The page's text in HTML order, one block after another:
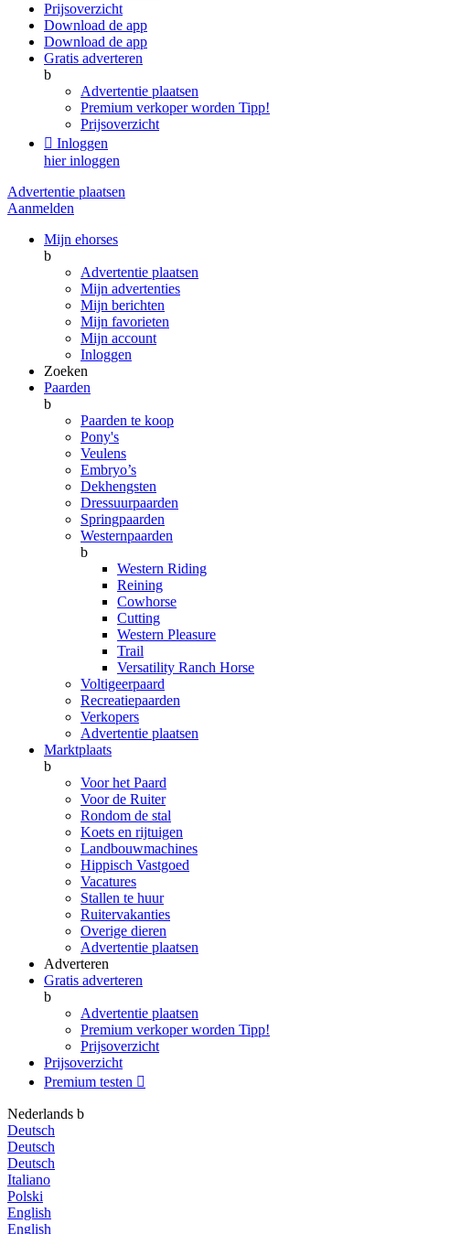
Prijsoverzicht
Download de app
Download de app
Gratis adverteren
b
Advertentie plaatsen
Premium verkoper worden Tipp!
Prijsoverzicht
 Inloggen
hier inloggen
Advertentie plaatsen
Aanmelden
Mijn ehorses
b
Advertentie plaatsen
Mijn advertenties
Mijn berichten
Mijn favorieten
Mijn account
Inloggen
Zoeken
Paarden
b
Paarden te koop
Pony's
Veulens
Embryo’s
Dekhengsten
Dressuurpaarden
Springpaarden
Westernpaarden
b
Western Riding
Reining
Cowhorse
Cutting
Western Pleasure
Trail
Versatility Ranch Horse
Voltigeerpaard
Recreatiepaarden
Verkopers
Advertentie plaatsen
Marktplaats
b
Voor het Paard
Voor de Ruiter
Rondom de stal
Koets en rijtuigen
Landbouwmachines
Hippisch Vastgoed
Vacatures
Stallen te huur
Ruitervakanties
Overige dieren
Advertentie plaatsen
Adverteren
Gratis adverteren
b
Advertentie plaatsen
Premium verkoper worden Tipp!
Prijsoverzicht
Prijsoverzicht
Premium testen 
Nederlands b
Deutsch
Deutsch
Deutsch
Italiano
Polski
English
English